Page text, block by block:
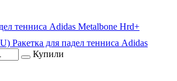
тенниса Adidas Metalbone Hrd+
Ракетка для падел тенниса Adidas
Купили